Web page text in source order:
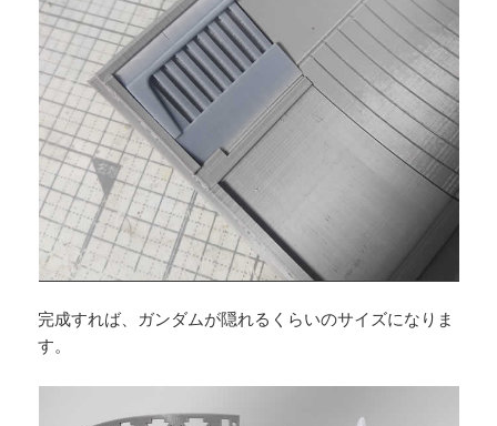
完成すれば、ガンダムが隠れるくらいのサイズになりま
す。